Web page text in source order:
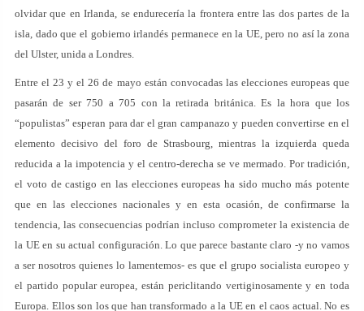
olvidar que en Irlanda, se endurecería la frontera entre las dos partes de la
isla, dado que el gobierno irlandés permanece en la UE, pero no así la zona
del Ulster, unida a Londres.
Entre el 23 y el 26 de mayo están convocadas las elecciones europeas que
pasarán de ser 750 a 705 con la retirada británica. Es la hora que los
“populistas” esperan para dar el gran campanazo y pueden convertirse en el
elemento decisivo del foro de Strasbourg, mientras la izquierda queda
reducida a la impotencia y el centro-derecha se ve mermado. Por tradición,
el voto de castigo en las elecciones europeas ha sido mucho más potente
que en las elecciones nacionales y en esta ocasión, de confirmarse la
tendencia, las consecuencias podrían incluso comprometer la existencia de
la UE en su actual configuración. Lo que parece bastante claro -y no vamos
a ser nosotros quienes lo lamentemos- es que el grupo socialista europeo y
el partido popular europea, están periclitando vertiginosamente y en toda
Europa. Ellos son los que han transformado a la UE en el caos actual. No es